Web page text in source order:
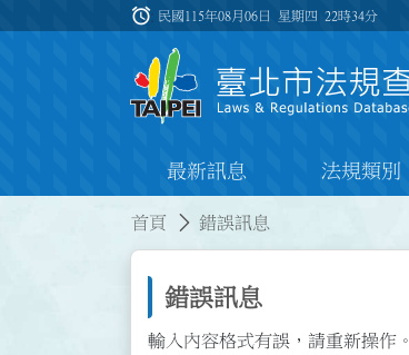
:::
alarm 民國115年08月06日 星期四22時34分
最新訊息 法規類別
首頁 錯誤訊息
錯誤訊息
輸入內容格式有誤，請重新操作。